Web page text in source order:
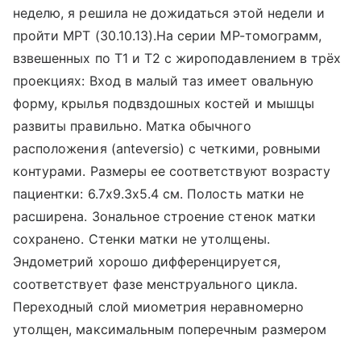
неделю, я решила не дожидаться этой недели и
пройти МРТ (30.10.13).На серии МР-томограмм,
взвешенных по Т1 и Т2 с жироподавлением в трёх
проекциях: Вход в малый таз имеет овальную
форму, крылья подвздошных костей и мышцы
развиты правильно. Матка обычного
расположения (anteversio) с четкими, ровными
контурами. Размеры ее соответствуют возрасту
пациентки: 6.7х9.3х5.4 см. Полость матки не
расширена. Зональное строение стенок матки
сохранено. Стенки матки не утолщены.
Эндометрий хорошо дифференцируется,
соответствует фазе менструального цикла.
Переходный слой миометрия неравномерно
утолщен, максимальным поперечным размером